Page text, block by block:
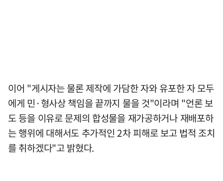
이어 "게시자는 물론 제작에 가담한 자와 유포한 자 모두
에게 민·형사상 책임을 끝까지 물을 것"이라며 "언론 보
도 등을 이유로 문제의 합성물을 재가공하거나 재배포하
는 행위에 대해서도 추가적인 2차 피해로 보고 법적 조치
를 취하겠다"고 밝혔다.